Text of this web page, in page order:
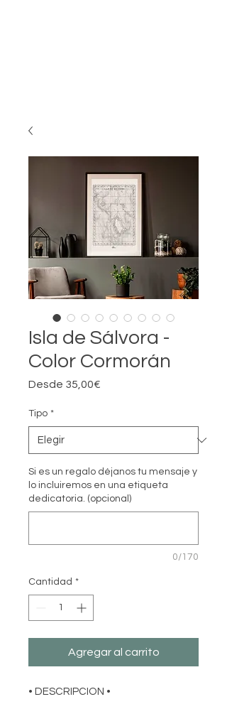
Isla de Sálvora -
Color Cormorán
Desde 35,00€
Tipo *
Si es un regalo déjanos tu mensaje y
lo incluiremos en una etiqueta
dedicatoria. (opcional)
0/170
Cantidad *
Agregar al carrito
• DESCRIPCION •